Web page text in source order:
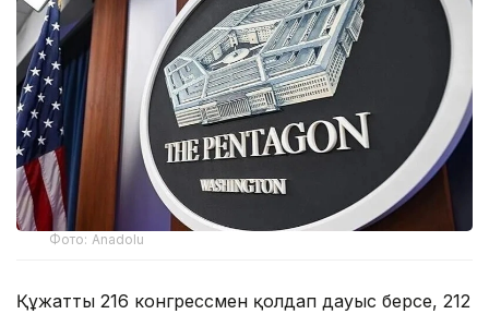
Фото: Anadolu
Құжатты 216 конгрессмен қолдап дауыс берсе, 212